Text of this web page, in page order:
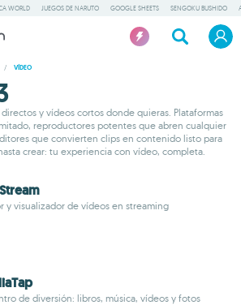
WORLD JUEGOS DE NARUTO GOOGLE SHEETS SENGOKU BUSHIDO
/ VÍDEO
y vídeos cortos donde quieras. Plataformas
reproductores potentes que abren cualquier
que convierten clips en contenido listo para
crear: tu experiencia con vídeo, completa.
y visualizador de vídeos en streaming
de diversión: libros, música, vídeos y fotos